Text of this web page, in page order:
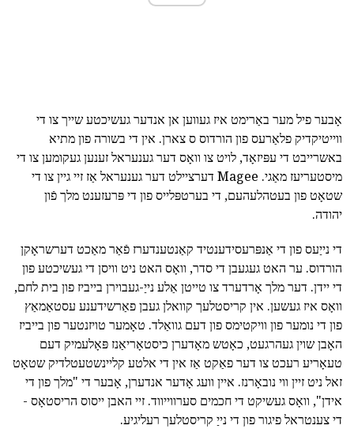
אָבער פיל מער באַרימט איז געווען אן אנדער געשיכטע שייך צו די
ווייטיקדיק פלאַרעס פון הורדוס ס צארן. אין די בשורה פון מתיא
באשרייבט די עפּיזאָד, לויט צו וואָס דער גענעראל זענען געקומען צו די
מיסטעריעז מאַגי. Magee דערציילט דער גענעראל אַז זיי גיין צו די
שטאָט פון בעטהלעהעם, די בערטפּלייס פון די פּרעזענט מלך פֿון
יהודה.
די נייַעס פון די אַנפּרעסידענטיד קאַנטענדערז פֿאַר מאַכט דערשראָקן
הורדוס. ער האט געגעבן די סדר, וואָס האט ניט וויסן די געשיכטע פון
די יידן. דער מלך אָרדערד צו טייטן אַלע נייַ-געבוירן בייביז פון בית לחם,
וואָס איז געשען. אין קריסטלעך קוואלן געבן פאַרשידענע עסטאַמאַץ
פון די נומער פון וויקטימס פון דעם גוואַלד. טאָמער טויזנטער פון בייביז
האָבן שוין געהרגעט, כאָטש מאָדערן כיסטאָריאַנז פּאָלעמיק דעם
טעאָריע רעכט צו דער פאַקט אַז אין די אלטע קליינשטעטלדיק שטאָט
זאל ניט זיין ווי נובאָרנז. איין וועג אָדער אנדערן, אָבער די "מלך פון די
אידן", וואָס געשיקט די חכמים סערווייווד. זיי האבן ייסוס הריסטאָס -
די צענטראל פיגור פון די נייַ קריסטלעך רעליגיע.